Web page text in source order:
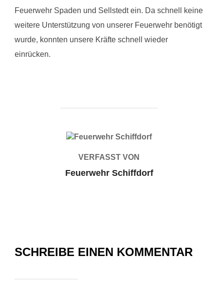
Feuerwehr Spaden und Sellstedt ein. Da schnell keine
weitere Unterstützung von unserer Feuerwehr benötigt
wurde, konnten unsere Kräfte schnell wieder
einrücken.
BEITRAGSAUTOR
VERFASST VON
Feuerwehr Schiffdorf
SCHREIBE EINEN KOMMENTAR